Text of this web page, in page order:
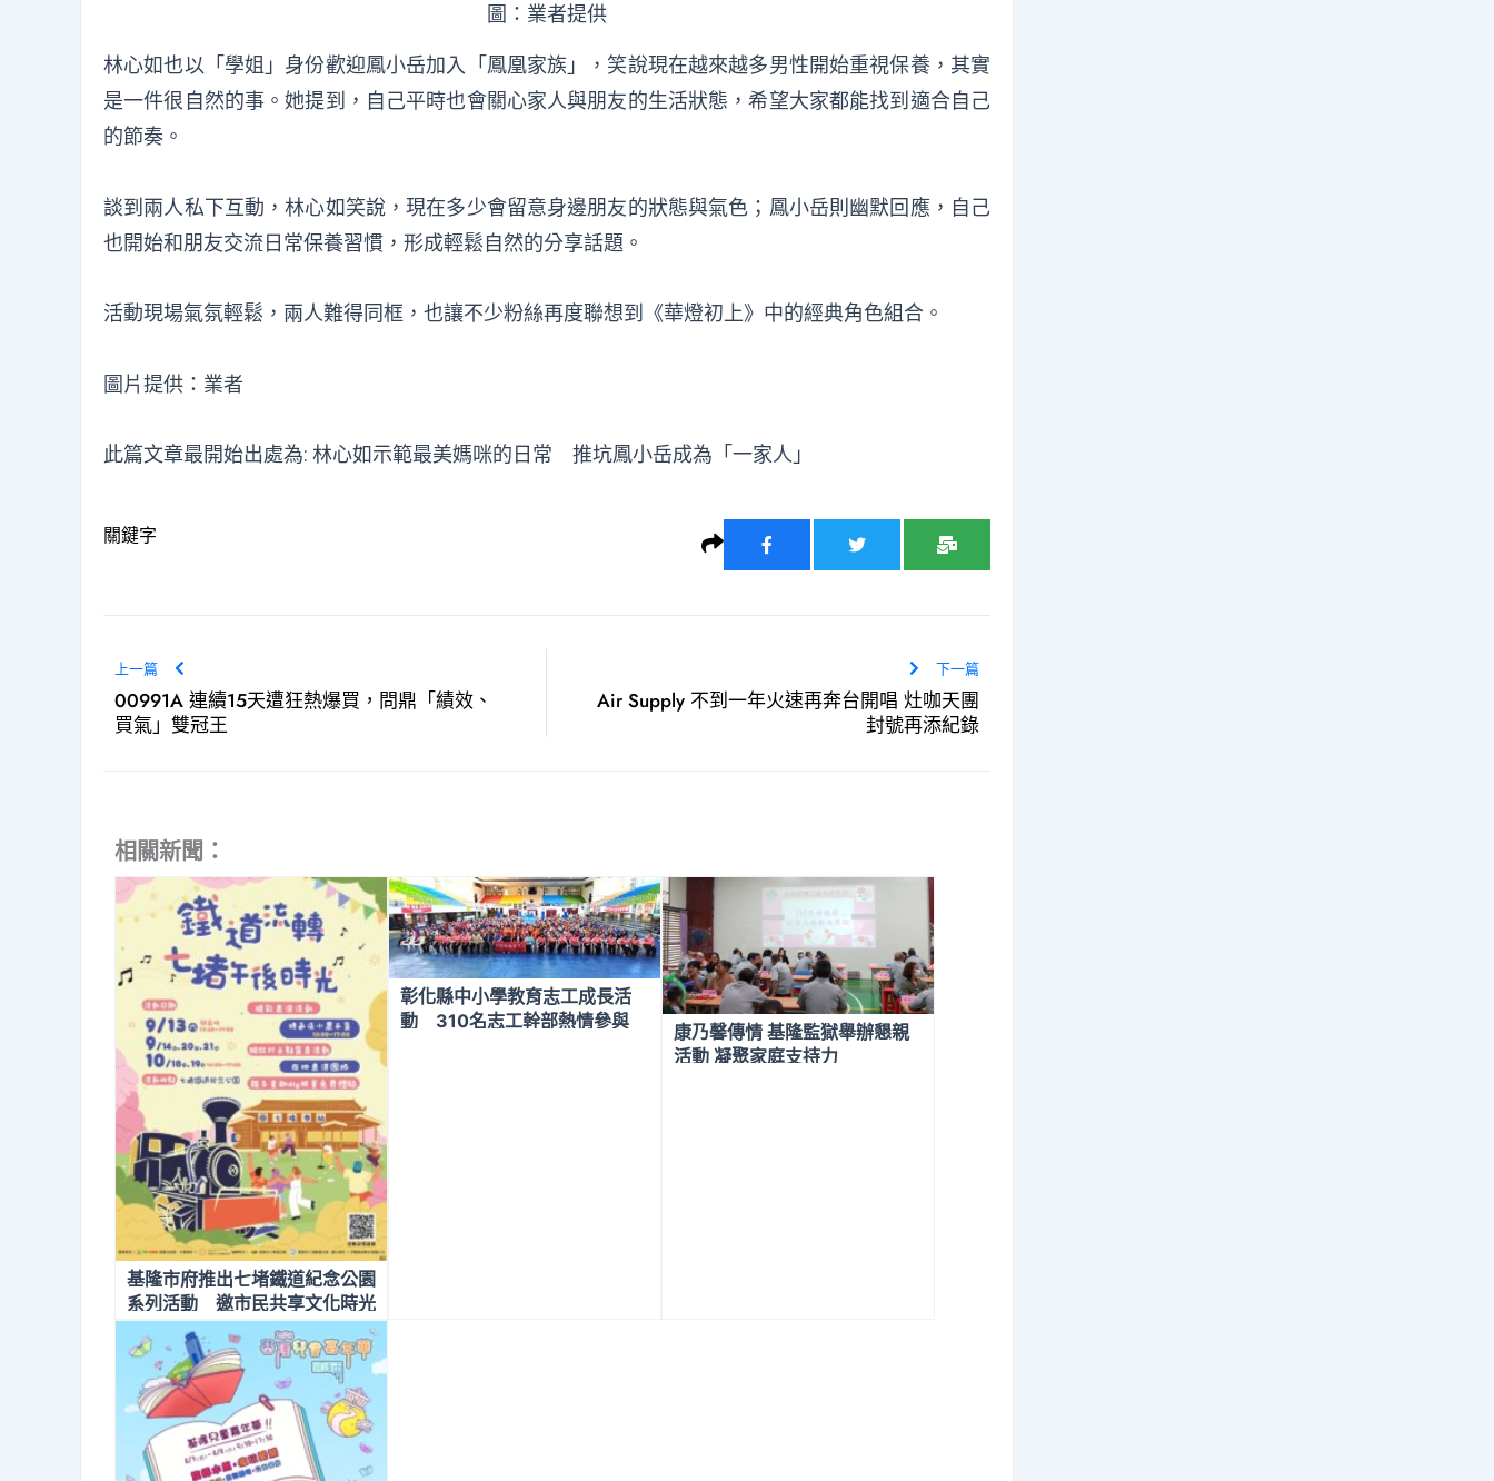
圖：業者提供
林心如也以「學姐」身份歡迎鳳小岳加入「鳳凰家族」，笑說現在越來越多男性開始重視保養，其實
是一件很自然的事。她提到，自己平時也會關心家人與朋友的生活狀態，希望大家都能找到適合自己
的節奏。
談到兩人私下互動，林心如笑說，現在多少會留意身邊朋友的狀態與氣色；鳳小岳則幽默回應，自己
也開始和朋友交流日常保養習慣，形成輕鬆自然的分享話題。
活動現場氣氛輕鬆，兩人難得同框，也讓不少粉絲再度聯想到《華燈初上》中的經典角色組合。
圖片提供：業者
此篇文章最開始出處為: 林心如示範最美媽咪的日常 推坑鳳小岳成為「一家人」
關鍵字
上一篇
00991A 連續15天遭狂熱爆買，問鼎「績效、
買氣」雙冠王
下一篇
Air Supply 不到一年火速再奔台開唱 灶咖天團
封號再添紀錄
相關新聞：
基隆市府推出七堵鐵道紀念公園
系列活動 邀市民共享文化時光
彰化縣中小學教育志工成長活
動 310名志工幹部熱情參與
康乃馨傳情 基隆監獄舉辦懇親
活動 凝聚家庭支持力